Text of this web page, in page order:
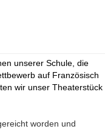
unserer Schule, die
auf Französisch
wir unser Theaterstück
worden und